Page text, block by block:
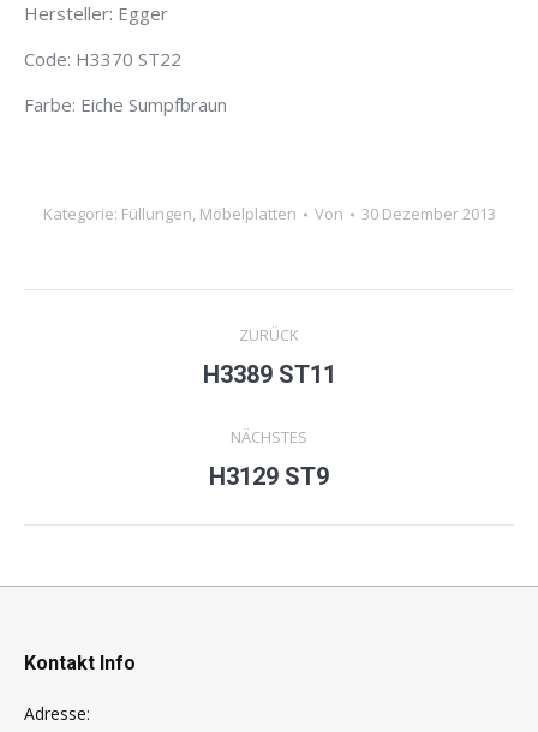
Hersteller: Egger
Code: H3370 ST22
Farbe: Eiche Sumpfbraun
Kategorie: Füllungen, Möbelplatten Von 30 Dezember 2013
navigation
ZURÜCK
Previous
H3389 ST11
NÄCHSTES
Next
H3129 ST9
Kontakt Info
Adresse: